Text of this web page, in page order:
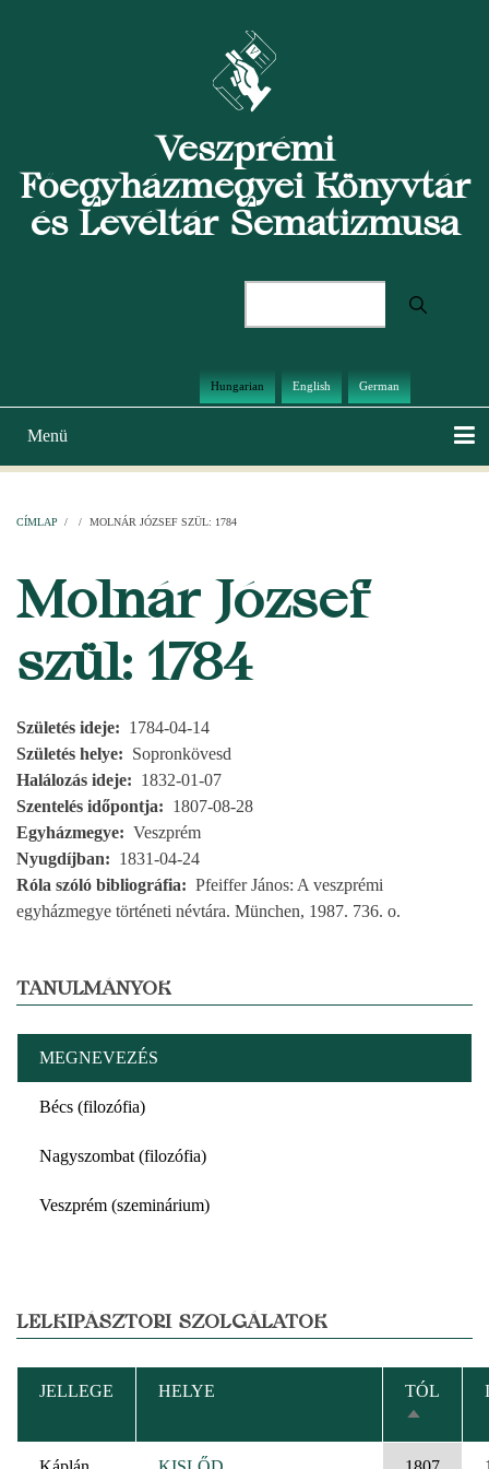
Veszprémi
Főegyházmegyei Könyvtár
és Levéltár Sematizmusa
Hungarian English German
Main
navigation
Menü
CÍMLAP / / MOLNÁR JÓZSEF SZÜL: 1784
Molnár József
szül: 1784
Születés ideje
1784-04-14
Születés helye
Sopronkövesd
Halálozás ideje
1832-01-07
Szentelés időpontja
1807-08-28
Egyházmegye
Veszprém
Nyugdíjban
1831-04-24
Róla szóló bibliográfia
Pfeiffer János: A veszprémi
egyházmegye történeti névtára. München, 1987. 736. o.
TANULMÁNYOK
MEGNEVEZÉS
Bécs (filozófia)
Nagyszombat (filozófia)
Veszprém (szeminárium)
LELKIPÁSZTORI SZOLGÁLATOK
JELLEGE HELYE
TÓL